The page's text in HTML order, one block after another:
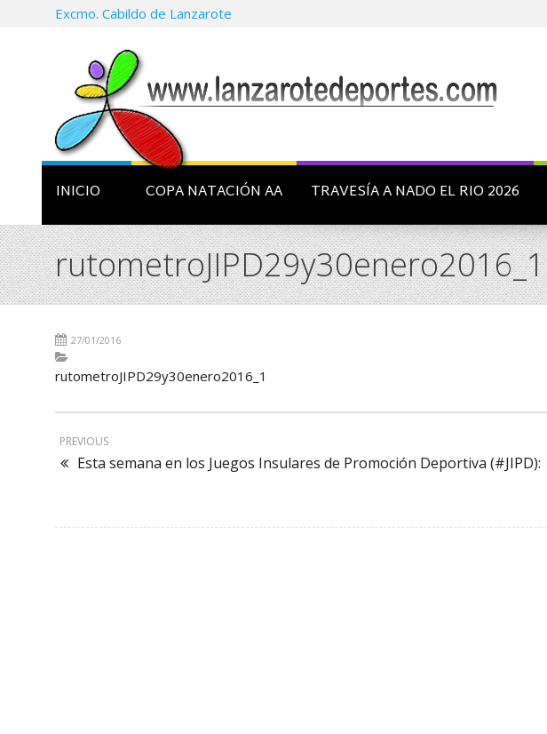
Excmo. Cabildo de Lanzarote
INICIO COPA NATACIÓN AA TRAVESÍA A NADO EL RIO 2026
rutometroJIPD29y30enero2016_1
27/01/2016
rutometroJIPD29y30enero2016_1
PREVIOUS
Esta semana en los Juegos Insulares de Promoción Deportiva (#JIPD):